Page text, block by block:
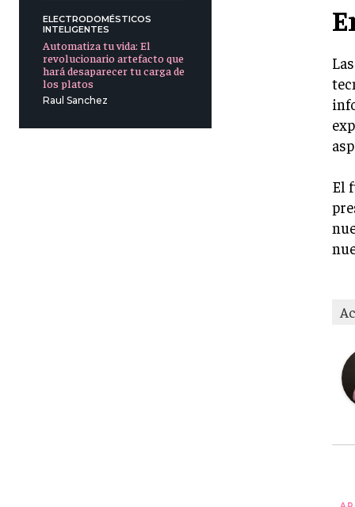
ELECTRODOMÉSTICOS
INTELIGENTES
Automatiza tu vida: El
revolucionario artefacto que
hará desaparecer tu carga de
los platos
Raul Sanchez
El